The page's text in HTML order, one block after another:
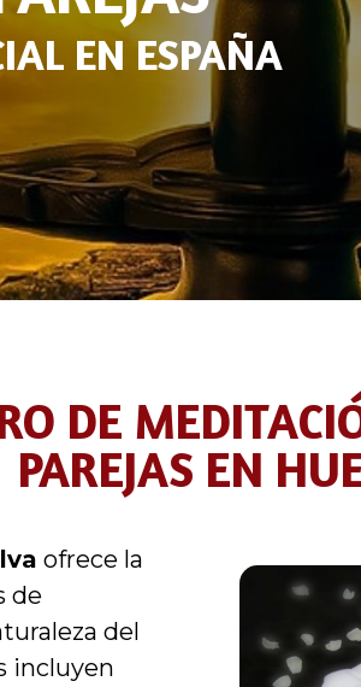
EN ESPAÑA
DE
PAREJAS EN
ofrece la
de
del
incluyen